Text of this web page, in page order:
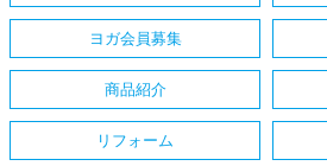
ヨガ会員募集
商品紹介
リフォーム